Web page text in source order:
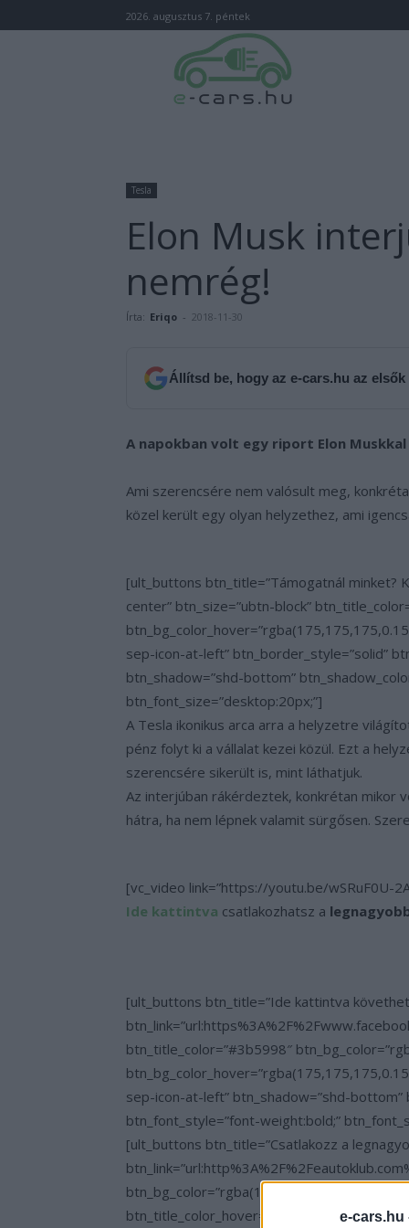
e-cars.hu
2026. augusztus 7. péntek
Tesla
Elon Musk
nemrég!
Írta: Eriqo - 2018-11-30
Állítsd be, hogy az e-cars.hu az
A napokban volt egy riport Elon
Ami szerencsére nem valósult meg,
közel került egy olyan helyzethez, ami
[ult_buttons btn_title=”Támogatnál minket?
center” btn_size=”ubtn-block”
sep-icon-at-left” btn_border_style=”solid”
btn_shadow=”shd-bottom”
btn_font_size=”desktop:20px;”]
A Tesla ikonikus arca arra a helyzetre
pénz folyt ki a vállalat kezei közül. Ezt a
szerencsére sikerült is, mint láthatjuk.
Az interjúban rákérdeztek, konkrétan mikor
hátra, ha nem lépnek valamit sürgősen.
[vc_video link=”https://youtu.be/wSRuF0U-
Ide kattintva csatlakozhatsz a
[ult_buttons btn_title=”Ide kattintva
btn_title_color=”#3b5998″
sep-icon-at-left” btn_shadow=”shd-bottom”
btn_font_style=”font-weight:bold;”
[ult_buttons btn_title=”Csatlakozz a
btn_bg_color=”rgba(175,175,175,0.15)”
btn_title_color_hover=”#06c100″